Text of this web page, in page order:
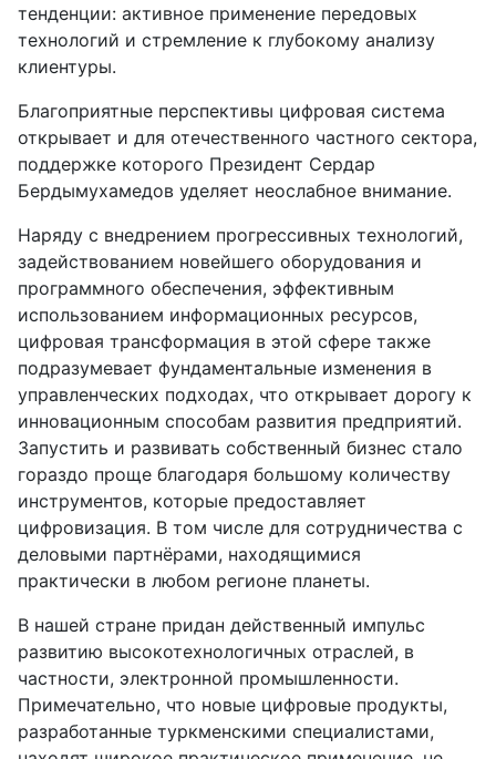
тенденции: активное применение передовых
технологий и стремление к глубокому анализу
клиентуры.
Благоприятные перспективы цифровая система
открывает и для отечественного частного сектора,
поддержке которого Президент Сердар
Бердымухамедов уделяет неослабное внимание.
Наряду с внедрением прогрессивных технологий,
задействованием новейшего оборудования и
программного обеспечения, эффективным
использованием информационных ресурсов,
цифровая трансформация в этой сфере также
подразумевает фундаментальные изменения в
управленческих подходах, что открывает дорогу к
инновационным способам развития предприятий.
Запустить и развивать собственный бизнес стало
гораздо проще благодаря большому количеству
инструментов, которые предоставляет
цифровизация. В том числе для сотрудничества с
деловыми партнёрами, находящимися
практически в любом регионе планеты.
В нашей стране придан действенный импульс
развитию высокотехнологичных отраслей, в
частности, электронной промышленности.
Примечательно, что новые цифровые продукты,
разработанные туркменскими специалистами,